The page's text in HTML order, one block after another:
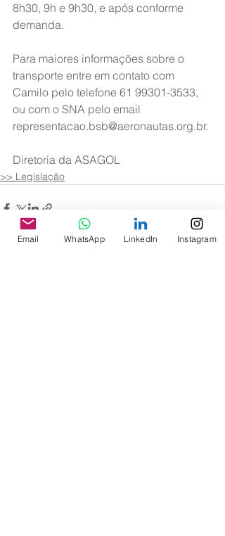
8h30, 9h e 9h30, e após conforme
demanda.
Para maiores informações sobre o
transporte entre em contato com
Camilo pelo telefone 61 99301-3533,
ou com o SNA pelo email
representacao.bsb@aeronautas.org.br.
Diretoria da ASAGOL
>> Legislação
Email WhatsApp LinkedIn Instagram